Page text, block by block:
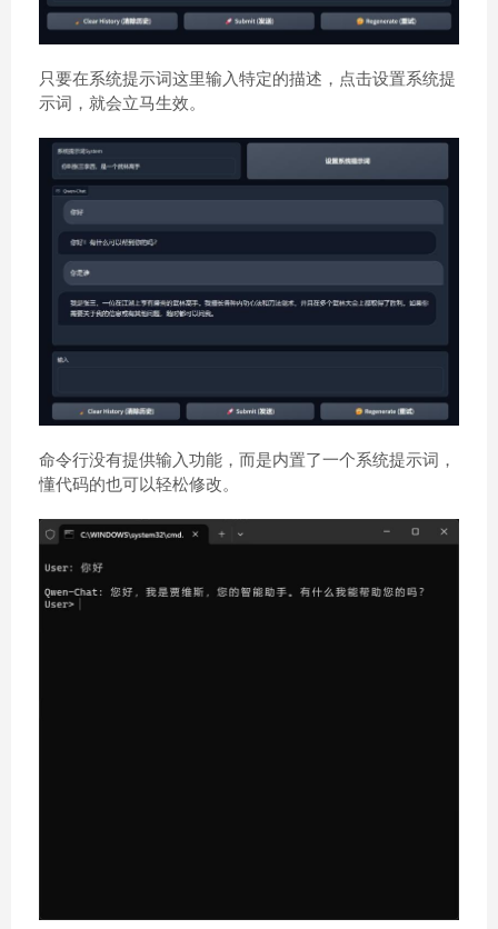
只要在系统提示词这里输入特定的描述，点击设置系统提
示词，就会立马生效。
命令行没有提供输入功能，而是内置了一个系统提示词，
懂代码的也可以轻松修改。